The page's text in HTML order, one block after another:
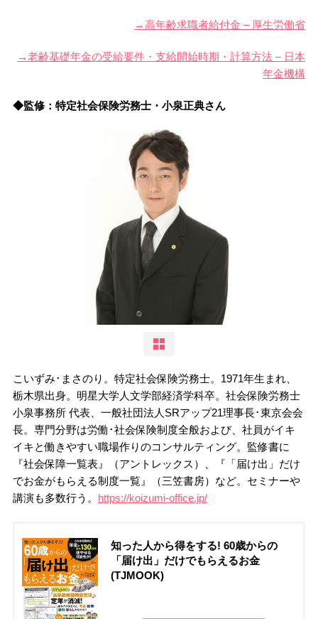
→高年齢求職者給付金 – 厚生労働省
→老齢基礎年金の受給要件・支給開始時期・計算方法 – 日本
年金機構
◆監修：特定社会保険労務士・小泉正典さん
こいずみ･まさのり。特定社会保険労務士。1971年生まれ、
栃木県出身。明星大学人文学部経済学科卒。社会保険労務士
小泉事務所 代表、一般社団法人SRアップ21理事長･東京会会
長。専門分野は労働･社会保険制度全般および、社員がイキ
イキと働きやすい職場作りのコンサルティング。監修書に
『社会保障一覧表』（アントレックス）、『「届け出」だけ
でお金がもらえる制度一覧』（三笠書房）など。セミナーや
講演も多数行う。 https://koizumi-office.jp/
知った人から得をする! 60歳からの
「届け出」だけでもらえるお金
(TJMOOK)